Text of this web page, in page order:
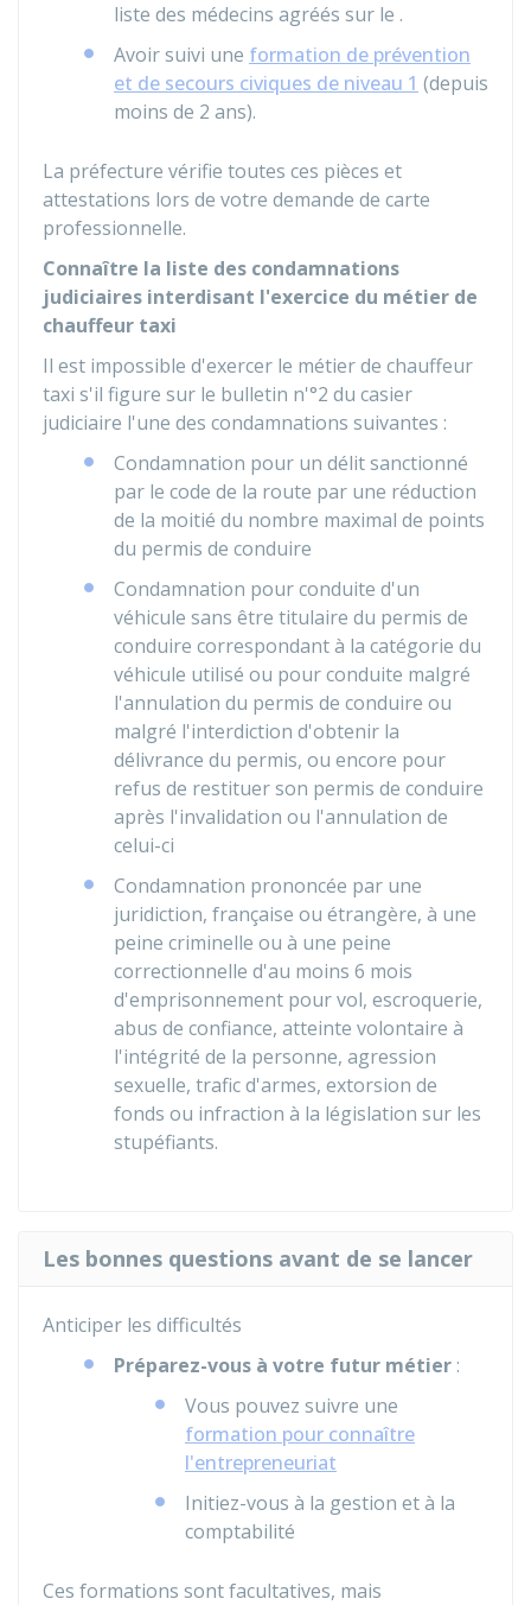
liste des médecins agréés sur le .
Avoir suivi une formation de prévention
et de secours civiques de niveau 1 (depuis
moins de 2 ans).
La préfecture vérifie toutes ces pièces et
attestations lors de votre demande de carte
professionnelle.
Connaître la liste des condamnations
judiciaires interdisant l'exercice du métier de
chauffeur taxi
Il est impossible d'exercer le métier de chauffeur
taxi s'il figure sur le bulletin n'°2 du casier
judiciaire l'une des condamnations suivantes :
Condamnation pour un délit sanctionné
par le code de la route par une réduction
de la moitié du nombre maximal de points
du permis de conduire
Condamnation pour conduite d'un
véhicule sans être titulaire du permis de
conduire correspondant à la catégorie du
véhicule utilisé ou pour conduite malgré
l'annulation du permis de conduire ou
malgré l'interdiction d'obtenir la
délivrance du permis, ou encore pour
refus de restituer son permis de conduire
après l'invalidation ou l'annulation de
celui-ci
Condamnation prononcée par une
juridiction, française ou étrangère, à une
peine criminelle ou à une peine
correctionnelle d'au moins 6 mois
d'emprisonnement pour vol, escroquerie,
abus de confiance, atteinte volontaire à
l'intégrité de la personne, agression
sexuelle, trafic d'armes, extorsion de
fonds ou infraction à la législation sur les
stupéfiants.
Les bonnes questions avant de se lancer
Anticiper les difficultés
Préparez-vous à votre futur métier :
Vous pouvez suivre une
formation pour connaître
l'entrepreneuriat
Initiez-vous à la gestion et à la
comptabilité
Ces formations sont facultatives, mais